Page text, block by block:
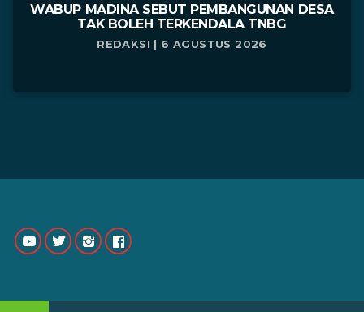
WABUP MADINA SEBUT PEMBANGUNAN DESA
TAK BOLEH TERKENDALA TNBG
REDAKSI | 6 AGUSTUS 2026